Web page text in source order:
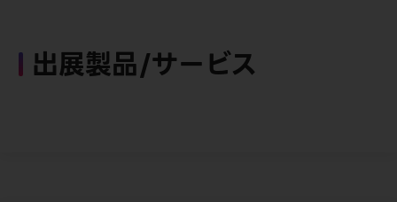
出展製品/サービス